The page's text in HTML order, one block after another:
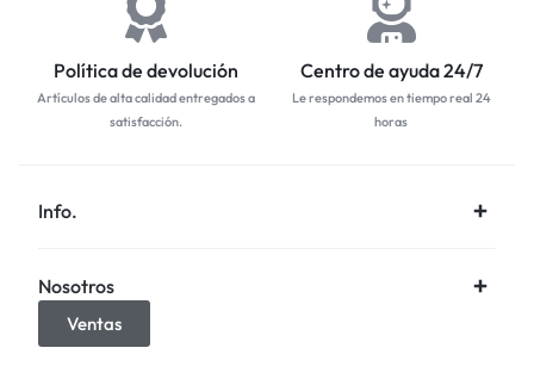
Política de devolución
Artículos de alta calidad entregados a
satisfacción.
Centro de ayuda 24/7
Le respondemos en tiempo real 24
horas
Info.
Nosotros
Ventas